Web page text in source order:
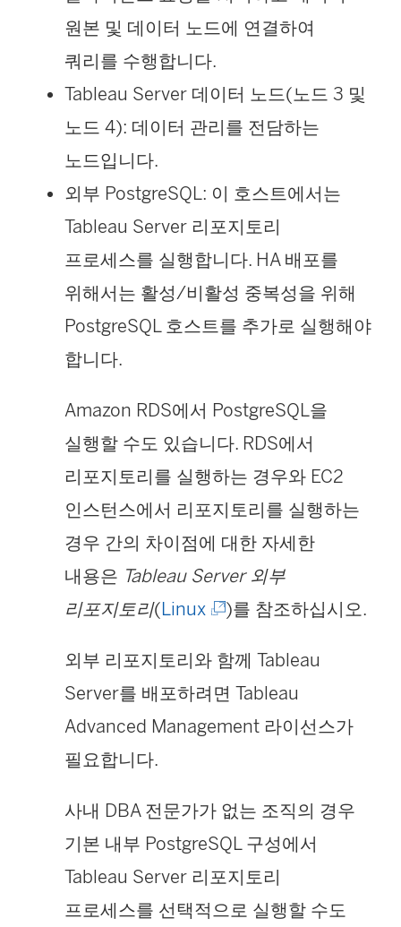
원본 및 데이터 노드에 연결하여
쿼리를 수행합니다.
Tableau Server 데이터 노드(노드 3 및
노드 4): 데이터 관리를 전담하는
노드입니다.
외부 PostgreSQL: 이 호스트에서는
Tableau Server 리포지토리
프로세스를 실행합니다. HA 배포를
위해서는 활성/비활성 중복성을 위해
PostgreSQL 호스트를 추가로 실행해야
합니다.
Amazon RDS에서 PostgreSQL을
실행할 수도 있습니다. RDS에서
리포지토리를 실행하는 경우와 EC2
인스턴스에서 리포지토리를 실행하는
경우 간의 차이점에 대한 자세한
내용은 Tableau Server 외부
리포지토리(Linux(
크
가
새
에
서
열
림
)를 참조하십시오.
외부 리포지토리와 함께 Tableau
Server를 배포하려면 Tableau
Advanced Management 라이선스가
필요합니다.
사내 DBA 전문가가 없는 조직의 경우
기본 내부 PostgreSQL 구성에서
Tableau Server 리포지토리
프로세스를 선택적으로 실행할 수도